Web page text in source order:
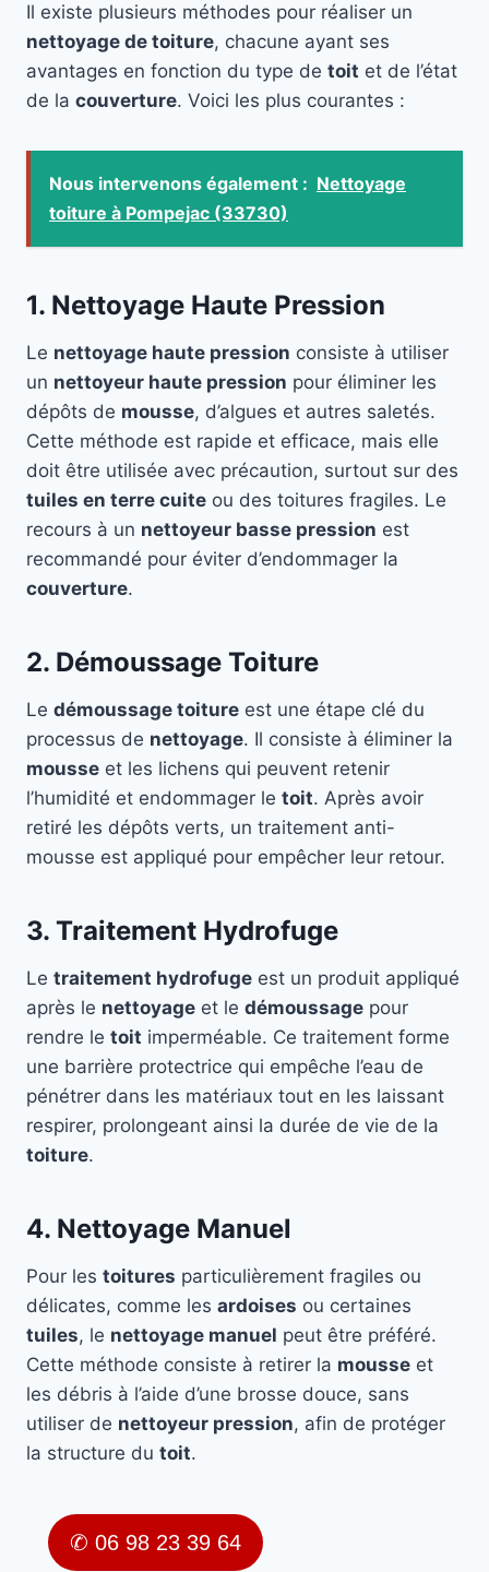
Il existe plusieurs méthodes pour réaliser un
nettoyage de toiture, chacune ayant ses
avantages en fonction du type de toit et de l’état
de la couverture. Voici les plus courantes :
Nous intervenons également : Nettoyage
toiture à Pompejac (33730)
1. Nettoyage Haute Pression
Le nettoyage haute pression consiste à utiliser
un nettoyeur haute pression pour éliminer les
dépôts de mousse, d’algues et autres saletés.
Cette méthode est rapide et efficace, mais elle
doit être utilisée avec précaution, surtout sur des
tuiles en terre cuite ou des toitures fragiles. Le
recours à un nettoyeur basse pression est
recommandé pour éviter d’endommager la
couverture.
2. Démoussage Toiture
Le démoussage toiture est une étape clé du
processus de nettoyage. Il consiste à éliminer la
mousse et les lichens qui peuvent retenir
l’humidité et endommager le toit. Après avoir
retiré les dépôts verts, un traitement anti-
mousse est appliqué pour empêcher leur retour.
3. Traitement Hydrofuge
Le traitement hydrofuge est un produit appliqué
après le nettoyage et le démoussage pour
rendre le toit imperméable. Ce traitement forme
une barrière protectrice qui empêche l’eau de
pénétrer dans les matériaux tout en les laissant
respirer, prolongeant ainsi la durée de vie de la
toiture.
4. Nettoyage Manuel
Pour les toitures particulièrement fragiles ou
délicates, comme les ardoises ou certaines
tuiles, le nettoyage manuel peut être préféré.
Cette méthode consiste à retirer la mousse et
les débris à l’aide d’une brosse douce, sans
utiliser de nettoyeur pression, afin de protéger
la structure du toit.
✆ 06 98 23 39 64